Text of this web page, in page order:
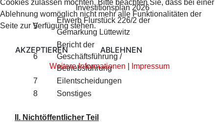
Investitionsplan 2026
5
Erwerb Flurstück 226/2 der
Gemarkung Lüttewitz
6
Bericht der
Geschäftsführung /
Betriebsführung
7
Eilentscheidungen
8
Sonstiges
II. Nichtöffentlicher Teil
Cookies zulassen möchten. Bitte beachten Sie, dass bei einer
Ablehnung womöglich nicht mehr alle Funktionalitäten der
Seite zur Verfügung stehen.
AKZEPTIEREN ABLEHNEN
Weitere Informationen Impressum